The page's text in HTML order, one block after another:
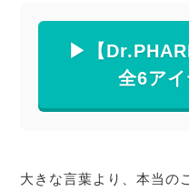
▶︎【
全6ア
大きな言葉より、本当の